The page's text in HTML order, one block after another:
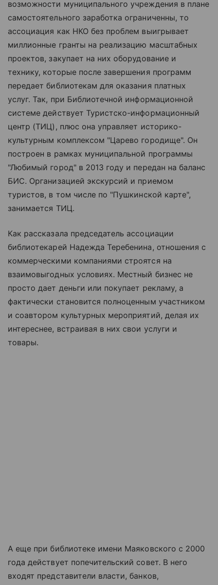
возможности муниципального учреждения в плане
самостоятельного заработка ограниченны, то
ассоциация как НКО без проблем выигрывает
миллионные гранты на реализацию масштабных
проектов, закупает на них оборудование и
технику, которые после завершения программ
передает библиотекам для оказания платных
услуг. Так, при Библиотечной информационной
системе действует Туристско-информационный
центр (ТИЦ), плюс она управляет историко-
культурным комплексом "Царево городище". Он
построен в рамках муниципальной программы
"Любимый город" в 2013 году и передан на баланс
БИС. Организацией экскурсий и приемом
туристов, в том числе по "Пушкинской карте",
занимается ТИЦ.
Как рассказала председатель ассоциации
библиотекарей Надежда Теребенина, отношения с
коммерческими компаниями строятся на
взаимовыгодных условиях. Местный бизнес не
просто дает деньги или покупает рекламу, а
фактически становится полноценным участником
и соавтором культурных мероприятий, делая их
интереснее, встраивая в них свои услуги и
товары.
А еще при библиотеке имени Маяковского с 2000
года действует попечительский совет. В него
входят представители власти, банков,